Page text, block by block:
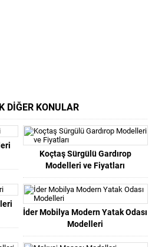
DİĞER KONULAR
Koçtaş Sürgülü Gardırop
Modelleri ve Fiyatları
İder Mobilya Modern Yatak Odası
Modelleri